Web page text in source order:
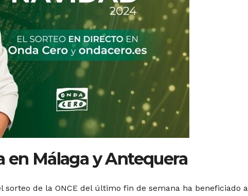
en Málaga y Antequera
de la ONCE del último fin de semana ha beneficiado a